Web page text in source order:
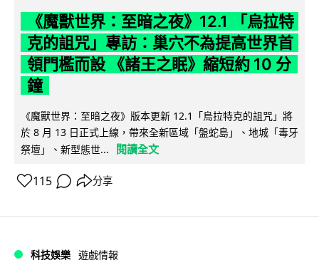
《魔獸世界：至暗之夜》12.1 「烏拉特
克的詛咒」專訪：巢穴不為提高世界首
領門檻而設 《諸王之眠》縮短約 10 分
鐘
《魔獸世界：至暗之夜》版本更新 12.1「烏拉特克的詛咒」將
於 8 月 13 日正式上線，帶來全新區域「盤蛇島」、地城「毒牙
祭壇」、新型態世...
閱讀全文
115 分享
科技娛樂 遊戲情報